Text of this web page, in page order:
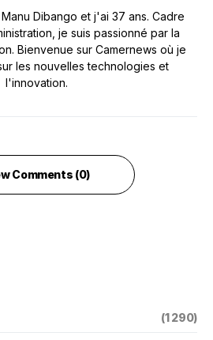
Dibango et j'ai 37 ans. Cadre
je suis passionné par la
Bienvenue sur Camernews où je
les nouvelles technologies et
l'innovation.
Comments (0)
(1 290)